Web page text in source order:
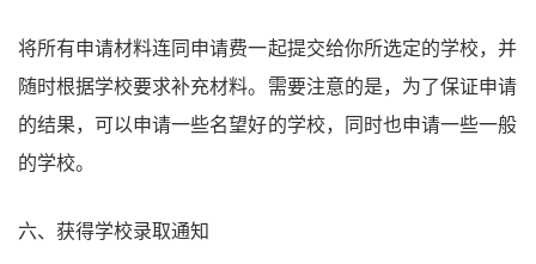
将所有申请材料连同申请费一起提交给你所选定的学校，并
随时根据学校要求补充材料。需要注意的是，为了保证申请
的结果，可以申请一些名望好的学校，同时也申请一些一般
的学校。
六、获得学校录取通知